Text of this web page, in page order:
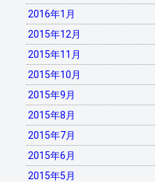
2016年1月
2015年12月
2015年11月
2015年10月
2015年9月
2015年8月
2015年7月
2015年6月
2015年5月